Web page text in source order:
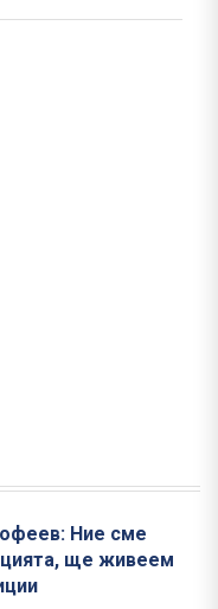
Ние сме
ще живеем